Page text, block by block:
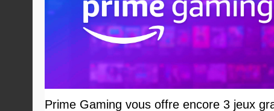
Prime Gaming vous offre encore 3 jeux